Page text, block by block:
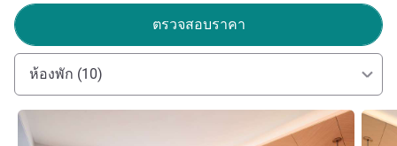
สวนยออีโดและแม่น้ำฮันอันเป็นสัญลักษณ์อยู่ใกล้แค่เอื้อม
แขกสามารถเพลิดเพลินกับการช้อปปิ้ง ความบันเทิง และการ
พักผ่อนที่ดีที่สุดในกรุงโซลที่ห้างสรรพสินค้าขนาดใหญ่สุดใน
เกาหลี
Fairmont Ambassador Seoul ตั้งอยู่ในทำเลที่สะดวก ใน
สถานที่ที่มีชื่อเสียงที่สุดแห่งหนึ่งของกรุงโซล เชื่อมโยงคุณ
ตรวจสอบราคา
ห้องพัก (10)
ดูรายละเอียด ดูราย